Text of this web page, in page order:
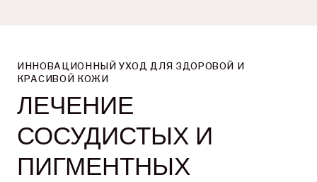
ИННОВАЦИОННЫЙ УХОД ДЛЯ ЗДОРОВОЙ И
КРАСИВОЙ КОЖИ
ЛЕЧЕНИЕ
СОСУДИСТЫХ И
ПИГМЕНТНЫХ